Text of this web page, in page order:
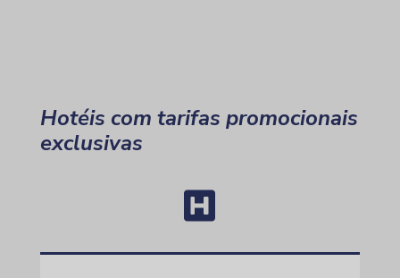
Hotéis com tarifas promocionais
exclusivas
